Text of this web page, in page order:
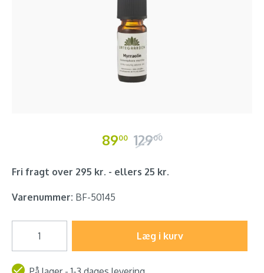
8900 12900
Fri fragt over 295 kr. - ellers 25 kr.
Varenummer: BF-50145
Læg i kurv